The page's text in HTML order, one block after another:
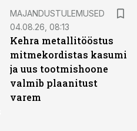
MAJANDUSTULEMUSED
04.08.26, 08:13
Kehra metallitööstus
mitmekordistas kasumi
ja uus tootmishoone
valmib plaanitust
varem